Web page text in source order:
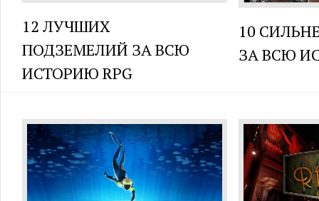
12 ЛУЧШИХ
ПОДЗЕМЕЛИЙ ЗА ВСЮ
ИСТОРИЮ RPG
10
ЗА ВСЮ